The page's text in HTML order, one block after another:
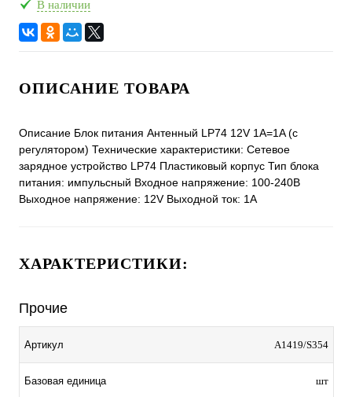
В наличии
ОПИСАНИЕ ТОВАРА
Описание Блок питания Антенный LP74 12V 1A=1A (с
регулятором) Технические характеристики: Сетевое
зарядное устройство LP74 Пластиковый корпус Тип блока
питания: импульсный Входное напряжение: 100-240В
Выходное напряжение: 12V Выходной ток: 1A
ХАРАКТЕРИСТИКИ:
Прочие
Артикул A1419/S354
Базовая единица шт